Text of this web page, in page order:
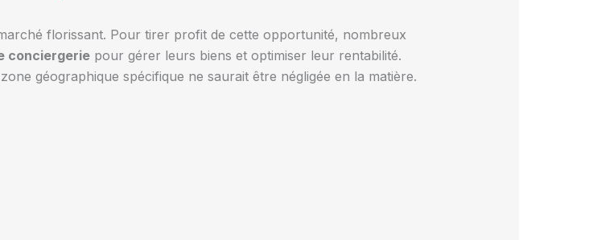
florissant. Pour tirer profit de cette opportunité, nombreux
conciergeriepour gérer leurs biens et optimiser leur rentabilité.
géographique spécifique ne saurait être négligée en la matière.